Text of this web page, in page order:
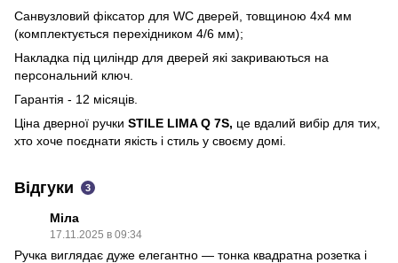
Санвузловий фіксатор для WC дверей, товщиною 4х4 мм
(комплектується перехідником 4/6 мм);
Накладка під циліндр для дверей які закриваються на
персональний ключ.
Гарантія - 12 місяців.
Ціна дверної ручки STILE LIMA Q 7S, це вдалий вибір для тих,
хто хоче поєднати якість і стиль у своєму домі​.
Відгуки 3
Міла
17.11.2025 в 09:34
Ручка виглядає дуже елегантно — тонка квадратна розетка і